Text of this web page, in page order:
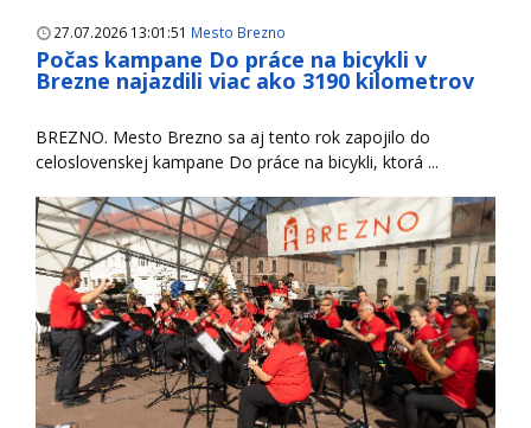
27.07.2026 13:01:51 Mesto Brezno
Počas kampane Do práce na bicykli v
Brezne najazdili viac ako 3190 kilometrov
BREZNO. Mesto Brezno sa aj tento rok zapojilo do
celoslovenskej kampane Do práce na bicykli, ktorá ...